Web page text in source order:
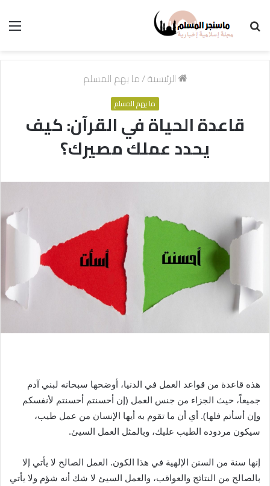
الرئيسية/ما يهم المسلم
ما يهم المسلم
قاعدة الحياة في القرآن: كيف
يحدد عملك مصيرك؟
هذه قاعدة من قواعد العمل في الدنيا، أوضحها سبحانه لبني آدم
جميعاً، حيث الجزاء من جنس العمل (إن أحسنتم أحسنتم لأنفسكم
وإن أسأتم فلها). أي أن ما تقوم به أيها الإنسان من عمل طيب،
سيكون مردوده الطيب عليك، وبالمثل العمل السيئ.
إنها سنة من السنن الإلهية في هذا الكون. العمل الصالح لا يأتي إلا
بالصالح من النتائج والعواقب، والعمل السيئ لا شك أنه شؤم ولا يأتي